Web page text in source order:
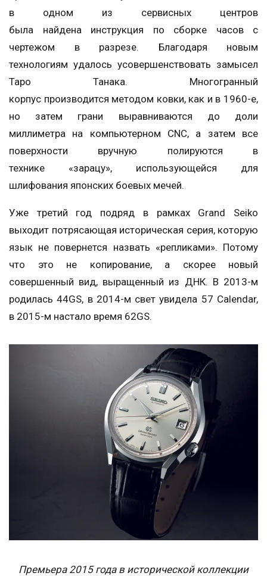
в одном из сервисных центров
была найдена инструкция по сборке часов с
чертежом в разрезе. Благодаря новым
технологиям удалось усовершенствовать замысел
Таро Танака. Многогранный
корпус производится методом ковки, как и в 1960-е,
но затем грани выравниваются до доли
миллиметра на компьютерном CNC, а затем все
поверхности вручную полируются в
технике «зарацу», использующейся для
шлифования японских боевых мечей.
Уже третий год подряд в рамках Grand Seiko
выходит потрясающая историческая серия, которую
язык не повернется назвать «репликами». Потому
что это не копирование, а скорее новый
совершенный вид, выращенный из ДНК. В 2013-м
родилась 44GS, в 2014-м свет увидела 57 Calendar,
в 2015-м настало время 62GS.
Премьера 2015 года в исторической коллекции